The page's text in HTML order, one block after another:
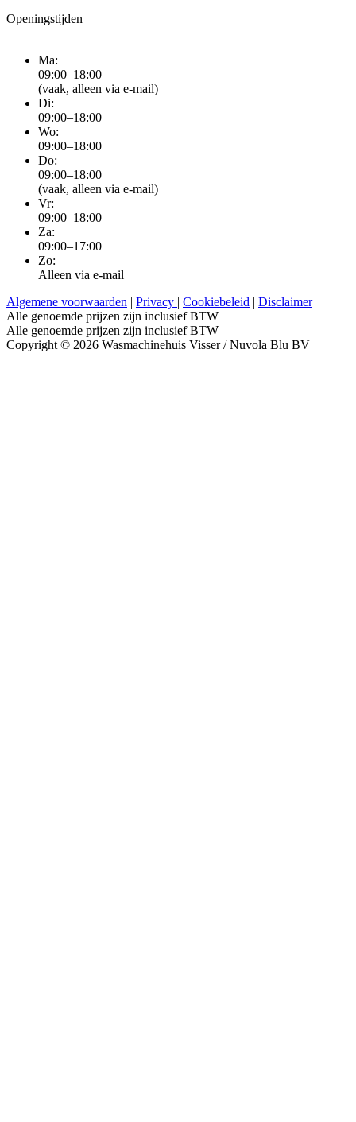
Openingstijden
+
Ma:
09:00–18:00
(vaak, alleen via e-mail)
Di:
09:00–18:00
Wo:
09:00–18:00
Do:
09:00–18:00
(vaak, alleen via e-mail)
Vr:
09:00–18:00
Za:
09:00–17:00
Zo:
Alleen via e-mail
Algemene voorwaarden
Privacy Cookiebeleid
Disclaimer
Alle genoemde prijzen zijn inclusief BTW
Alle genoemde prijzen zijn inclusief BTW
Copyright © 2026 Wasmachinehuis Visser / Nuvola Blu BV